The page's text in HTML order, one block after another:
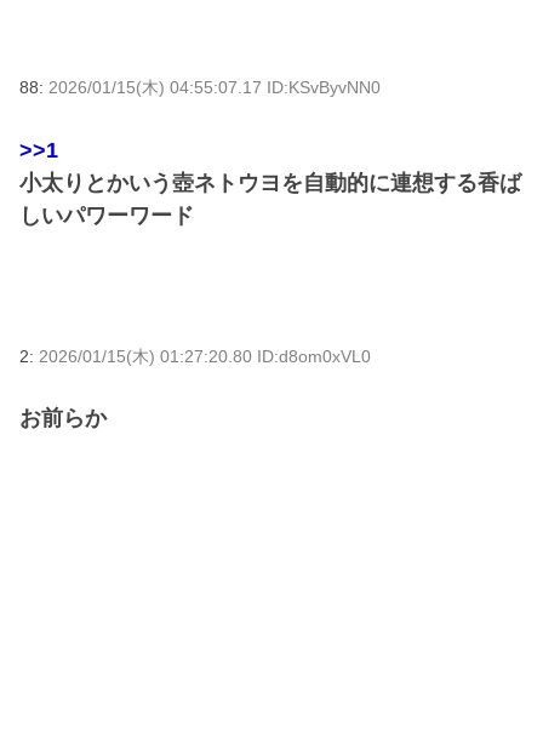
88: 2026/01/15(木) 04:55:07.17 ID:KSvByvNN0
>>1
小太りとかいう壺ネトウヨを自動的に連想する香ば
しいパワーワード
2: 2026/01/15(木) 01:27:20.80 ID:d8om0xVL0
お前らか